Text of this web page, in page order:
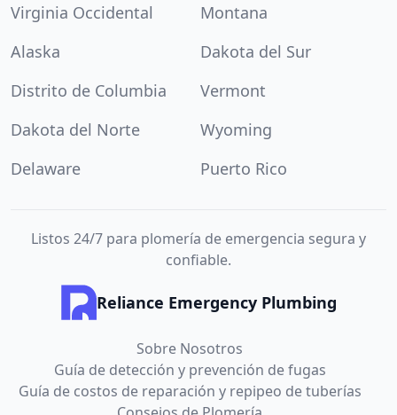
Virginia Occidental
Montana
Alaska
Dakota del Sur
Distrito de Columbia
Vermont
Dakota del Norte
Wyoming
Delaware
Puerto Rico
Listos 24/7 para plomería de emergencia segura y
confiable.
Reliance Emergency Plumbing
Sobre Nosotros
Guía de detección y prevención de fugas
Guía de costos de reparación y repipeo de tuberías